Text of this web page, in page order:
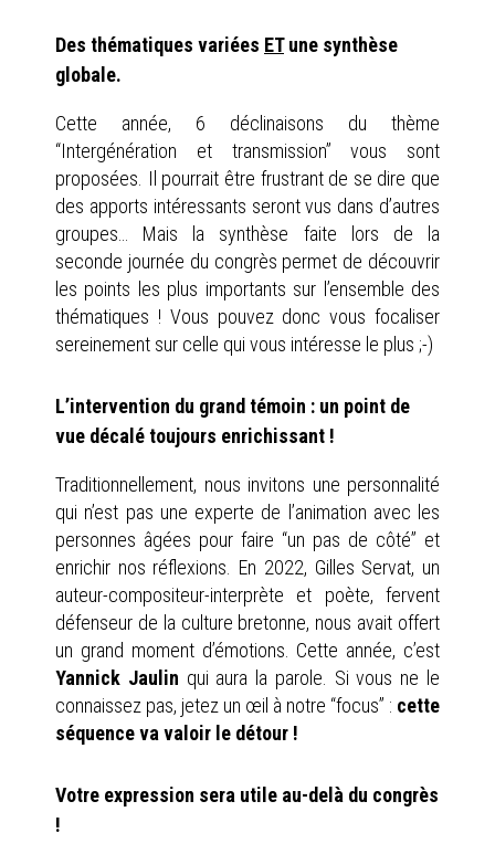
Des thématiques variées ETune synthèse
globale.
Cette année, 6 déclinaisons du thème
“Intergénération et transmission” vous sont
proposées. Il pourrait être frustrant de se dire que
des apports intéressants seront vus dans d’autres
groupes… Mais la synthèse faite lors de la
seconde journée du congrès permet de découvrir
les points les plus importants sur l’ensemble des
thématiques ! Vous pouvez donc vous focaliser
sereinement sur celle qui vous intéresse le plus ;-)
L’intervention du grand témoin : un point de
vue décalé toujours enrichissant !
Traditionnellement, nous invitons une personnalité
qui n’est pas une experte de l’animation avec les
personnes âgées pour faire “un pas de côté” et
enrichir nos réflexions. En 2022, Gilles Servat, un
auteur-compositeur-interprète et poète, fervent
défenseur de la culture bretonne, nous avait offert
un grand moment d’émotions. Cette année, c’est
Yannick Jaulin qui aura la parole. Si vous ne le
connaissez pas, jetez un œil à notre “focus” : cette
séquence va valoir le détour !
Votre expression sera utile au-delà du congrès
!